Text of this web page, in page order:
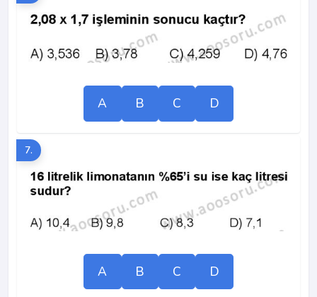
A B C D
7.
A B C D